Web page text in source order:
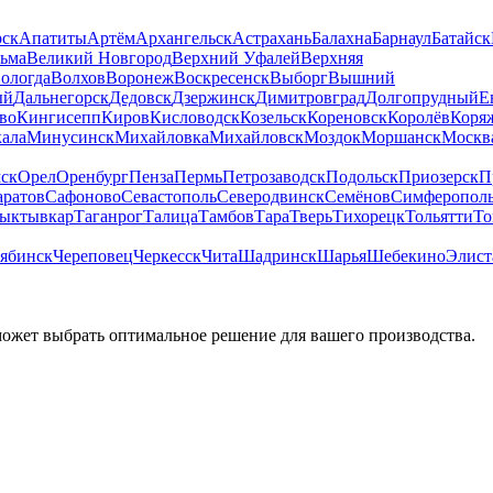
АпатитыАртёмАрхангельскАстраханьБалахнаБарнаулБатайск
Великий НовгородВерхний УфалейВерхняя
ВолховВоронежВоскресенскВыборгВышний
ДальнегорскДедовскДзержинскДимитровградДолгопрудный
КингисеппКировКисловодскКозельскКореновскКоролёв
МинусинскМихайловкаМихайловскМоздокМоршанск
ОрелОренбургПензаПермьПетрозаводскПодольскПриозерск
СафоновоСевастопольСеверодвинскСемёнов
ТаганрогТалицаТамбовТараТверьТихорецкТольятти
ЧереповецЧеркесскЧитаШадринскШарьяШебекино
выбрать оптимальное решение для вашего производства.